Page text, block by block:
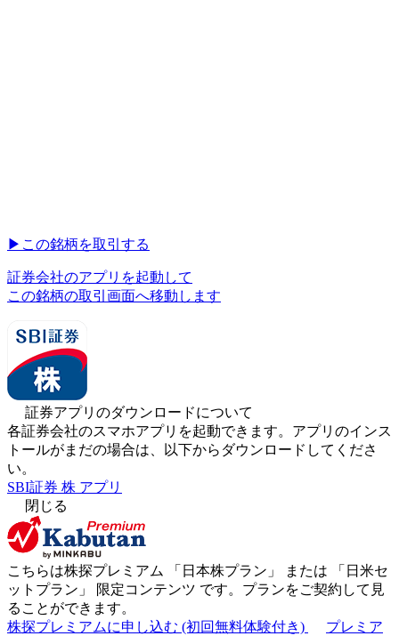
▶︎ この銘柄を取引する
証券会社のアプリを起動して
この銘柄の取引画面へ移動します
証券アプリのダウンロードについて
各証券会社のスマホアプリを起動できます。アプリのインス
トールがまだの場合は、以下からダウンロードしてくださ
い。
SBI証券 株 アプリ
閉じる
こちらは株探プレミアム 「 日本株プラン 」 または 「 日米セ
ットプラン 」 限定コンテンツ です。プランをご契約して見
ることができます。
株探プレミアムに申し込む (初回無料体験付き)
プレミア